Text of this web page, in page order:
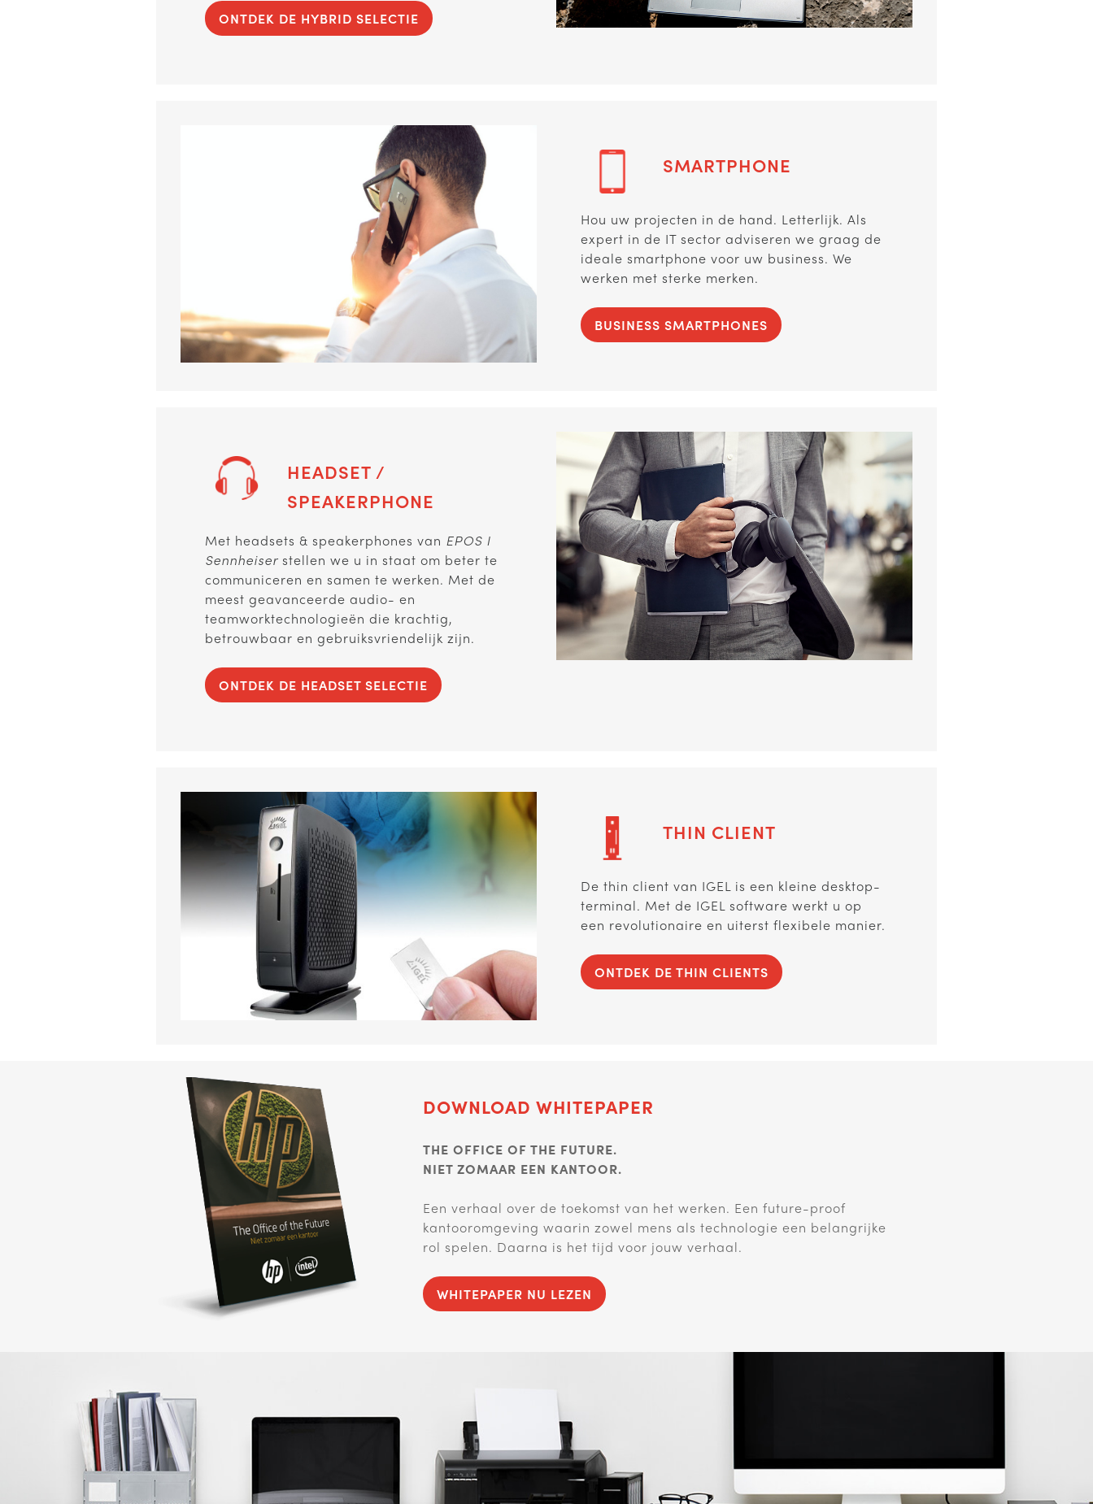
ONTDEK DE HYBRID SELECTIE
SMARTPHONE
Hou uw projecten in de hand. Letterlijk. Als
expert in de IT sector adviseren we graag de
ideale smartphone voor uw business. We
werken met sterke merken.
BUSINESS SMARTPHONES
HEADSET /
SPEAKERPHONE
Met headsets & speakerphones van EPOS I
Sennheiser stellen we u in staat om beter te
communiceren en samen te werken. Met de
meest geavanceerde audio- en
teamworktechnologieën die krachtig,
betrouwbaar en gebruiksvriendelijk zijn.
ONTDEK DE HEADSET SELECTIE
THIN CLIENT
De thin client van IGEL is een kleine desktop-
terminal. Met de IGEL software werkt u op
een revolutionaire en uiterst flexibele manier.
ONTDEK DE THIN CLIENTS
DOWNLOAD WHITEPAPER
THE OFFICE OF THE FUTURE.
NIET ZOMAAR EEN KANTOOR.
Een verhaal over de toekomst van het werken. Een future-proof
kantooromgeving waarin zowel mens als technologie een belangrijke
rol spelen. Daarna is het tijd voor jouw verhaal.
WHITEPAPER NU LEZEN